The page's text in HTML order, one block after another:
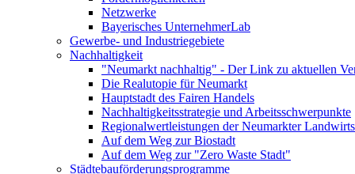
Netzwerke
Bayerisches UnternehmerLab
Gewerbe- und Industriegebiete
Nachhaltigkeit
"Neumarkt nachhaltig" - Der Link zu aktuellen
Die Realutopie für Neumarkt
Hauptstadt des Fairen Handels
Nachhaltigkeitsstrategie und Arbeitsschwerpunkte
Regionalwertleistungen der Neumarkter
Auf dem Weg zur Biostadt
Auf dem Weg zur "Zero Waste Stadt"
Städtebauförderungsprogramme